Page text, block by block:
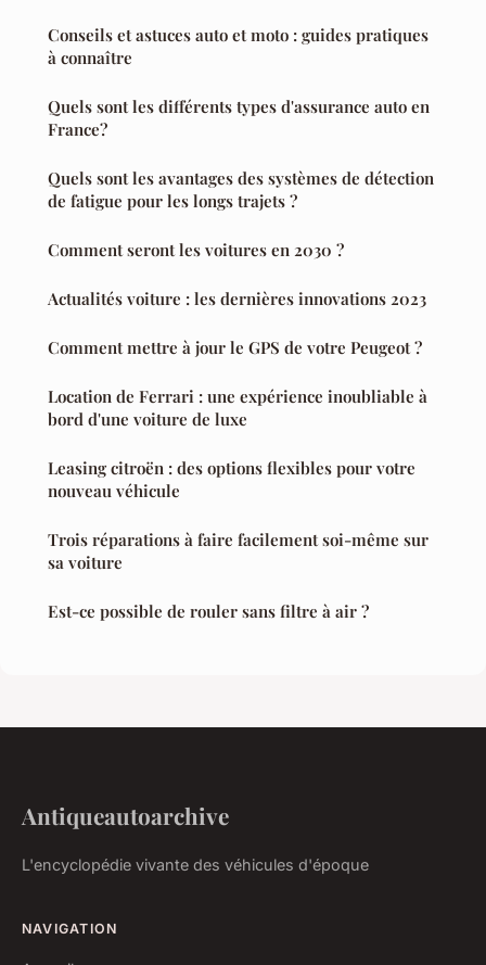
Conseils et astuces auto et moto : guides pratiques
à connaître
Quels sont les différents types d'assurance auto en
France?
Quels sont les avantages des systèmes de détection
de fatigue pour les longs trajets ?
Comment seront les voitures en 2030 ?
Actualités voiture : les dernières innovations 2023
Comment mettre à jour le GPS de votre Peugeot ?
Location de Ferrari : une expérience inoubliable à
bord d'une voiture de luxe
Leasing citroën : des options flexibles pour votre
nouveau véhicule
Trois réparations à faire facilement soi-même sur
sa voiture
Est-ce possible de rouler sans filtre à air ?
Antiqueautoarchive
L'encyclopédie vivante des véhicules d'époque
NAVIGATION